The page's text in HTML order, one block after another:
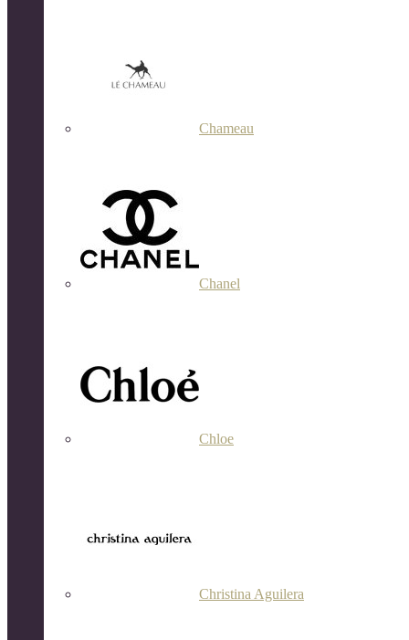
Chameau
Chanel
Chloe
Christina Aguilera